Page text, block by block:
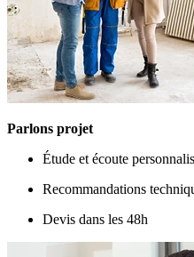
Parlons projet
Étude et écoute
Recommandations
Devis dans les 48h